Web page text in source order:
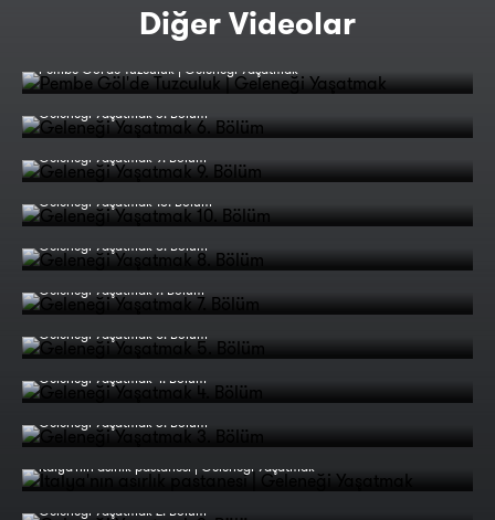
Diğer Videolar
Pembe Göl'de Tuzculuk | Geleneği Yaşatmak
Geleneği Yaşatmak 6. Bölüm
Geleneği Yaşatmak 9. Bölüm
Geleneği Yaşatmak 10. Bölüm
Geleneği Yaşatmak 8. Bölüm
Geleneği Yaşatmak 7. Bölüm
Geleneği Yaşatmak 5. Bölüm
Geleneği Yaşatmak 4. Bölüm
Geleneği Yaşatmak 3. Bölüm
İtalya'nın asırlık pastanesi | Geleneği Yaşatmak
Geleneği Yaşatmak 2. Bölüm